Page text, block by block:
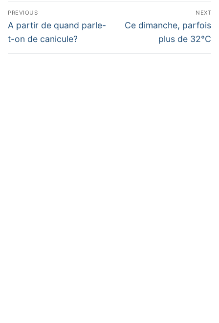
Navigation
de
l’article
PREVIOUS
Previous
post:
A partir de quand parle-
t-on de canicule?
NEXT
Next
Ce dimanche, parfois
plus de 32°C